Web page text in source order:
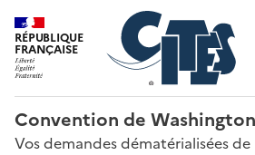
RÉPUBLIQUE
FRANÇAISE
Convention de Washington
Vos demandes dématérialisées